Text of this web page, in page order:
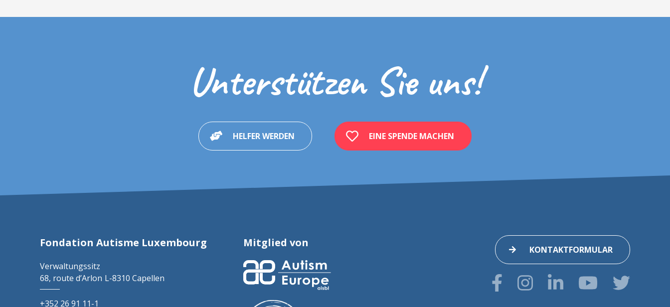
Unterstützen Sie uns!
HELFER WERDEN EINE SPENDE MACHEN
Fondation Autisme Luxembourg
Verwaltungssitz
68, route d’Arlon L-8310 Capellen
+352 26 91 11-1
Mitglied von
KONTAKTFORMULAR